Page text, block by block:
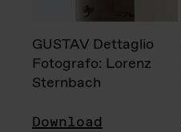
GUSTAV Dettaglio
Fotografo: Lorenz
Sternbach
Download